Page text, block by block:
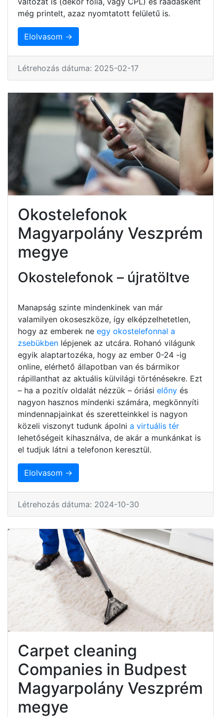
még printelt, azaz nyomtatott felületű is.
Elolvasom →
Létrehozás dátuma: 2025-02-17
Okostelefonok
Magyarpolány Veszprém
megye
Okostelefonok – újratöltve
Manapság szinte mindenkinek van már
valamilyen okoseszköze, így elképzelhetetlen,
hogy az emberek ne egy okostelefonnal a
zsebükben lépjenek az utcára. Rohanó világunk
egyik alaptartozéka, hogy az ember 0-24 -ig
online, elérhető állapotban van és bármikor
rápillanthat az aktuális külvilági történésekre. Ezt
– ha a pozitív oldalát nézzük – óriási előny és
nagyon hasznos mindenki számára, megkönnyíti
mindennapjainkat és szeretteinkkel is nagyon
közeli viszonyt tudunk ápolni a virtuális tér
lehetőségeit kihasználva, de akár a munkánkat is
el tudjuk látni a telefonon keresztül.
Elolvasom →
Létrehozás dátuma: 2024-10-30
Carpet cleaning
Companies in Budpest
Magyarpolány Veszprém
megye